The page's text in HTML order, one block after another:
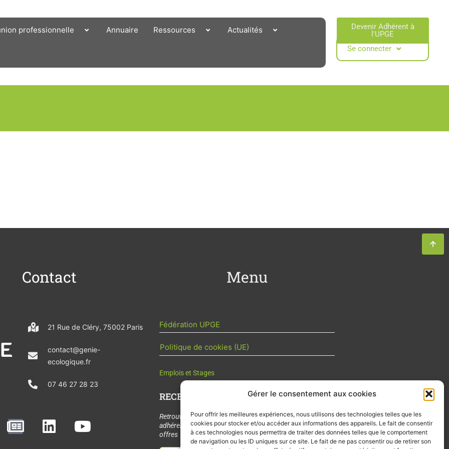
Gérer le consentement aux cookies
Pour offrir les meilleures expériences, nous utilisons des technologies telles que les
cookies pour stocker et/ou accéder aux informations des appareils. Le fait de consentir
à ces technologies nous permettra de traiter des données telles que le comportement
de navigation ou les ID uniques sur ce site. Le fait de ne pas consentir ou de retirer son
professionnelle Annuaire Ressources Actualités
Devenir Adhérent à
l'UPGE​
Se connecter
Contact
21 Rue de Cléry, 75002 Paris
contact@genie-
ecologique.fr
07 46 27 28 23
N
e
L
i
Y
o
Menu
Fédération UPGE
Politique de cookies (UE)
Emplois et Stages
RECEVOIR L'ACTU DE LA FILIÈRE
Retrouvez tous les mois les articles terrain de nos
adhérents, les rendez-vous importants de la filière, nos
offres de stages et d’emplois…